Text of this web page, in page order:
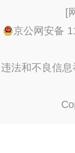
[
京公网安备
违法和不良信